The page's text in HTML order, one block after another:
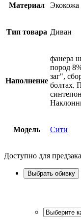
Материал Экокожа
Тип товара Диван
Наполнение
фанера
пород
заг",
болтах.
Модель Сити
Доступно для
Выбрать обивку